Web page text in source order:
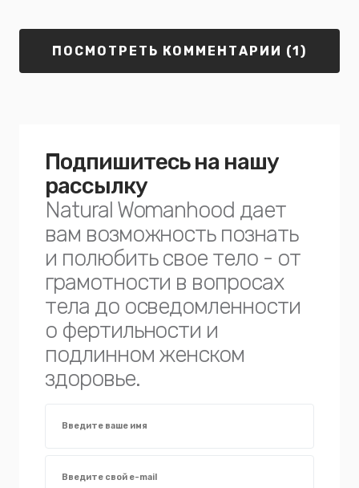
ПОСМОТРЕТЬ КОММЕНТАРИИ (1)
Подпишитесь на нашу
рассылку
Natural Womanhood дает
вам возможность познать
и полюбить свое тело - от
грамотности в вопросах
тела до осведомленности
о фертильности и
подлинном женском
здоровье.